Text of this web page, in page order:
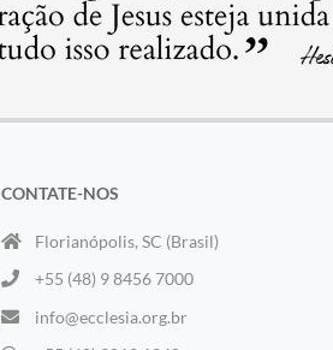
CONTATE-NOS
Florianópolis, SC (Brasil)
+55 (48) 9 8456 7000
info@ecclesia.org.br